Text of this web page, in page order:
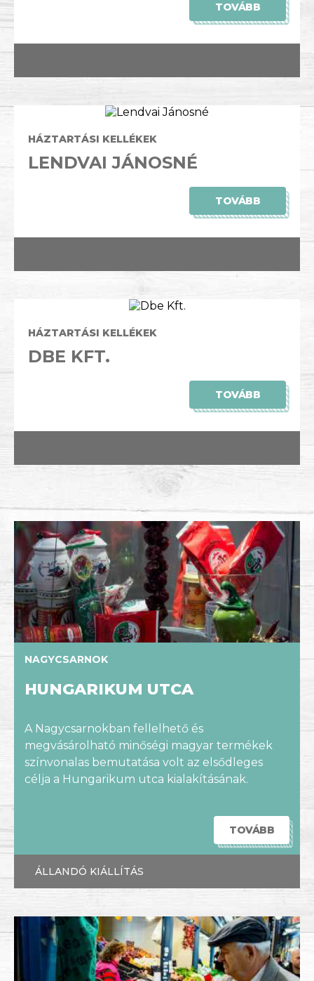
TOVÁBB
HÁZTARTÁSI KELLÉKEK
LENDVAI JÁNOSNÉ
TOVÁBB
HÁZTARTÁSI KELLÉKEK
DBE KFT.
TOVÁBB
NAGYCSARNOK
HUNGARIKUM UTCA
A Nagycsarnokban fellelhető és
megvásárolható minőségi magyar termékek
színvonalas bemutatása volt az elsődleges
célja a Hungarikum utca kialakításának.
TOVÁBB
ÁLLANDÓ KIÁLLÍTÁS